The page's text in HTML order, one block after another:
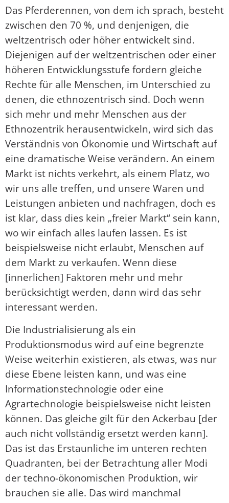
Das Pferderennen, von dem ich sprach, besteht
zwischen den 70 %, und denjenigen, die
weltzentrisch oder höher entwickelt sind.
Diejenigen auf der weltzentrischen oder einer
höheren Entwicklungsstufe fordern gleiche
Rechte für alle Menschen, im Unterschied zu
denen, die ethnozentrisch sind. Doch wenn
sich mehr und mehr Menschen aus der
Ethnozentrik herausentwickeln, wird sich das
Verständnis von Ökonomie und Wirtschaft auf
eine dramatische Weise verändern. An einem
Markt ist nichts verkehrt, als einem Platz, wo
wir uns alle treffen, und unsere Waren und
Leistungen anbieten und nachfragen, doch es
ist klar, dass dies kein „freier Markt“ sein kann,
wo wir einfach alles laufen lassen. Es ist
beispielsweise nicht erlaubt, Menschen auf
dem Markt zu verkaufen. Wenn diese
[innerlichen] Faktoren mehr und mehr
berücksichtigt werden, dann wird das sehr
interessant werden.
Die Industrialisierung als ein
Produktionsmodus wird auf eine begrenzte
Weise weiterhin existieren, als etwas, was nur
diese Ebene leisten kann, und was eine
Informationstechnologie oder eine
Agrartechnologie beispielsweise nicht leisten
können. Das gleiche gilt für den Ackerbau [der
auch nicht vollständig ersetzt werden kann].
Das ist das Erstaunliche im unteren rechten
Quadranten, bei der Betrachtung aller Modi
der techno-ökonomischen Produktion, wir
brauchen sie alle. Das wird manchmal